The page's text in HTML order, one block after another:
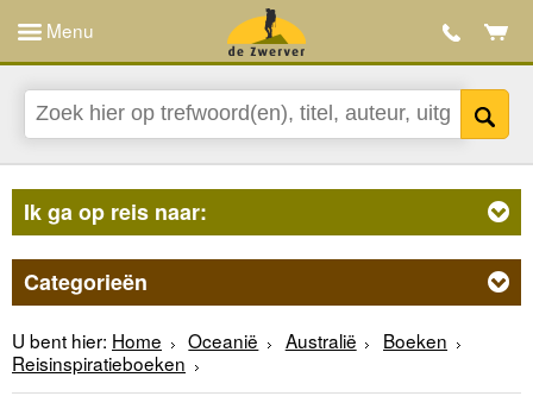
Menu
Ik ga op reis naar:
Categorieën
U bent hier: Home Oceanië Australië
Boeken
Reisinspiratieboeken